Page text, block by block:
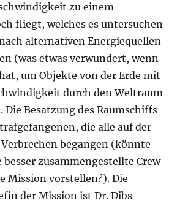
zu einem
fliegt, welches es untersuchen
alternativen Energiequellen
(was etwas verwundert, wenn
um Objekte von der Erde mit
durch den Weltraum
Die Besatzung des Raumschiffs
die alle auf der
Verbrechen begangen (könnte
besser zusammengestellte Crew
Mission vorstellen?). Die
der Mission ist Dr. Dibs